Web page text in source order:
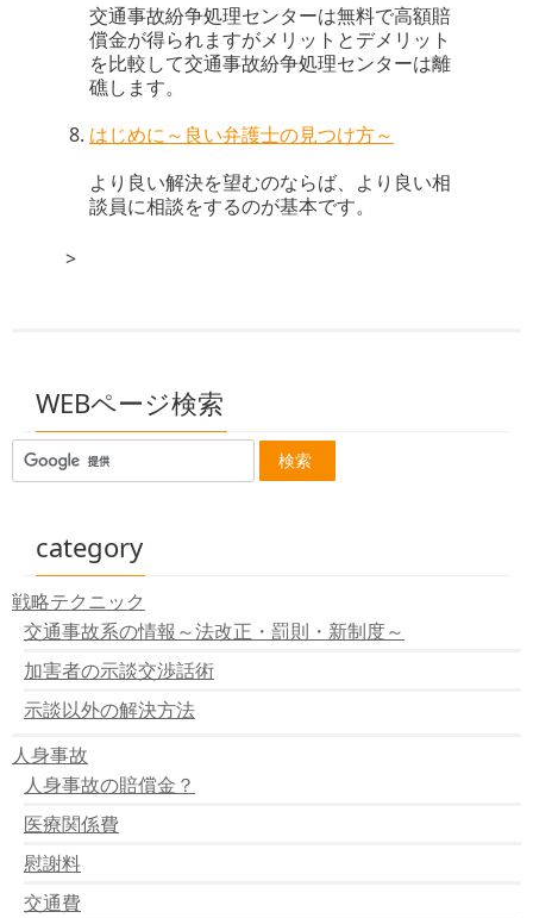
交通事故紛争処理センターは無料で高額賠
償金が得られますがメリットとデメリット
を比較して交通事故紛争処理センターは離
礁します。
はじめに～良い弁護士の見つけ方～
より良い解決を望むのならば、より良い相
談員に相談をするのが基本です。
>
WEBページ検索
category
戦略テクニック
交通事故系の情報～法改正・罰則・新制度～
加害者の示談交渉話術
示談以外の解決方法
人身事故
人身事故の賠償金？
医療関係費
慰謝料
交通費